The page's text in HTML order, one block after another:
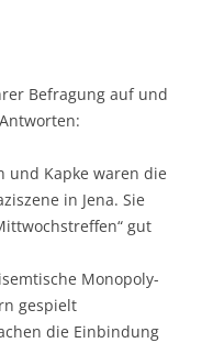
Befragung auf und
und Kapke waren die
in Jena. Sie
gut
Monopoly-
gespielt
die Einbindung